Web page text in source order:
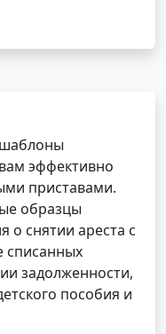
шаблоны
эффективно
приставами.
образцы
о снятии ареста с
списанных
задолженности,
пособия и